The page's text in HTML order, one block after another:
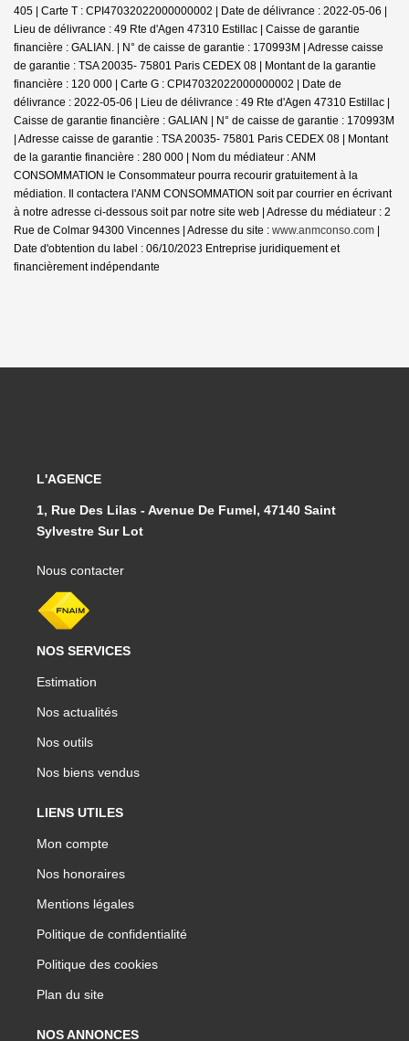
405 | Carte T : CPI47032022000000002 | Date de délivrance : 2022-05-06 |
Lieu de délivrance : 49 Rte d'Agen 47310 Estillac | Caisse de garantie
financière : GALIAN. | N° de caisse de garantie : 170993M | Adresse caisse
de garantie : TSA 20035- 75801 Paris CEDEX 08 | Montant de la garantie
financière : 120 000 | Carte G : CPI47032022000000002 | Date de
délivrance : 2022-05-06 | Lieu de délivrance : 49 Rte d'Agen 47310 Estillac |
Caisse de garantie financière : GALIAN | N° de caisse de garantie : 170993M
| Adresse caisse de garantie : TSA 20035- 75801 Paris CEDEX 08 | Montant
de la garantie financière : 280 000 | Nom du médiateur : ANM
CONSOMMATION le Consommateur pourra recourir gratuitement à la
médiation. Il contactera l'ANM CONSOMMATION soit par courrier en écrivant
à notre adresse ci-dessous soit par notre site web | Adresse du médiateur : 2
Rue de Colmar 94300 Vincennes | Adresse du site : www.anmconso.com |
Date d'obtention du label : 06/10/2023 Entreprise juridiquement et
financièrement indépendante
L'AGENCE
1, Rue Des Lilas - Avenue De Fumel, 47140 Saint
Sylvestre Sur Lot
Nous contacter
NOS SERVICES
Estimation
Nos actualités
Nos outils
Nos biens vendus
LIENS UTILES
Mon compte
Nos honoraires
Mentions légales
Politique de confidentialité
Politique des cookies
Plan du site
NOS ANNONCES